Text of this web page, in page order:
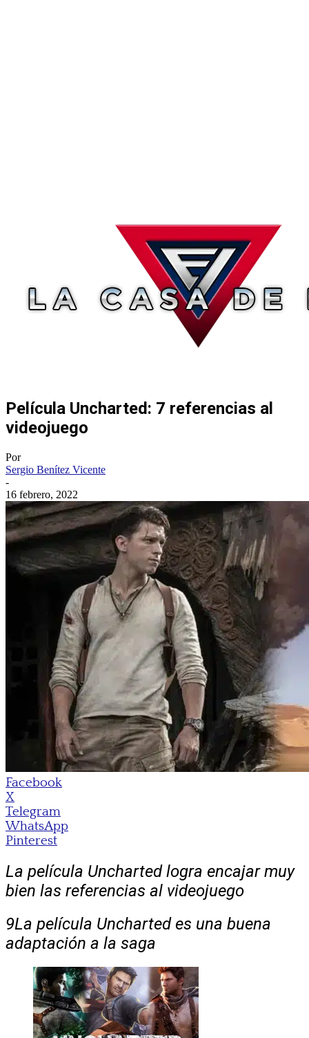
Película Uncharted: 7 referencias al
videojuego
Por
Sergio Benítez Vicente
-
16 febrero, 2022
Facebook
X
Telegram
WhatsApp
Pinterest
La película Uncharted logra encajar muy
bien las referencias al videojuego
9La película Uncharted es una buena
adaptación a la saga